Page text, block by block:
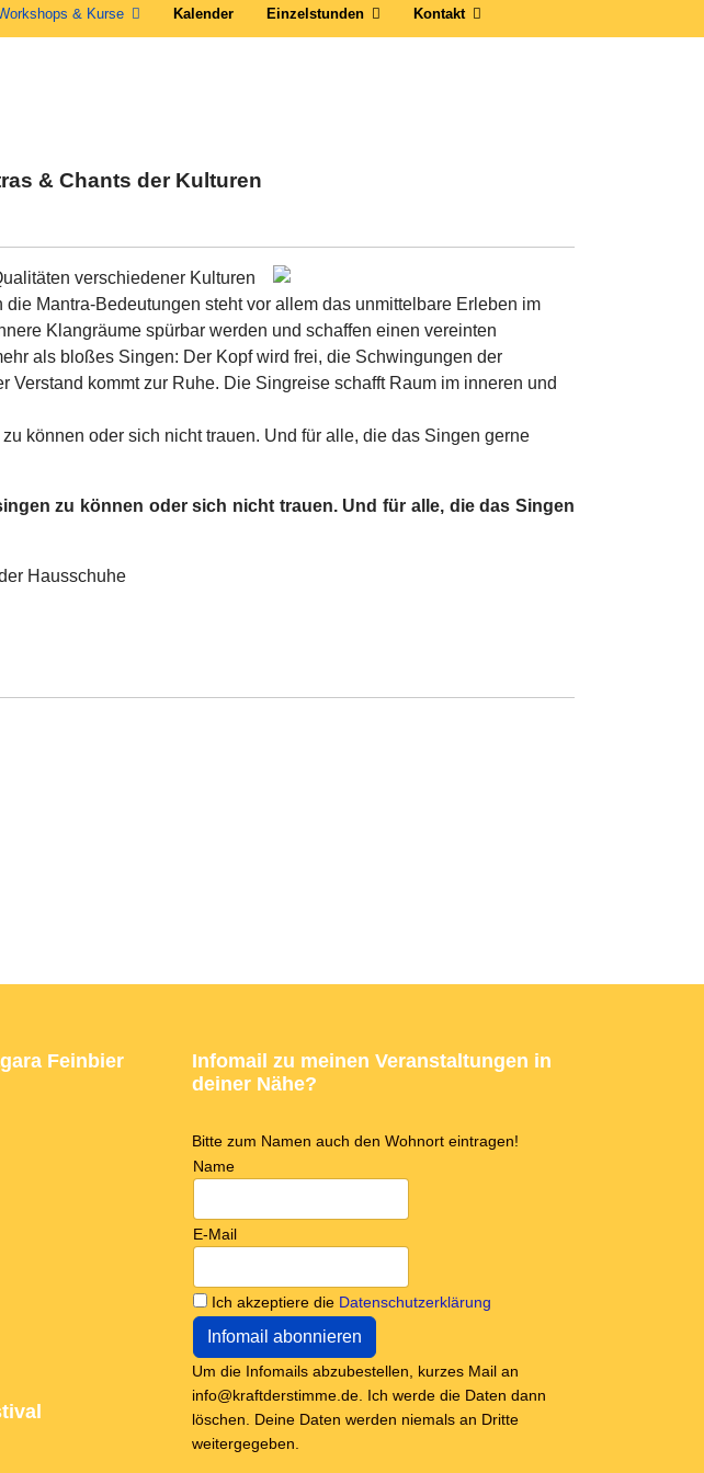
& Kurse Kalender Einzelstunden Kontakt
& Chants der Kulturen
verschiedener Kulturen
Mantra-Bedeutungen steht vor allem das unmittelbare Erleben im
Klangräume spürbar werden und schaffen einen vereinten
als bloßes Singen: Der Kopf wird frei, die Schwingungen der
kommt zur Ruhe. Die Singreise schafft Raum im inneren und
können oder sich nicht trauen. Und für alle, die das Singen gerne
zu können oder sich nicht trauen. Und für alle, die das Singen
Hausschuhe
Feinbier
Infomail zu meinen Veranstaltungen in
deiner Nähe?
Bitte zum Namen auch den Wohnort eintragen!
Name
E-Mail
Ich akzeptiere die Datenschutzerklärung
Um die Infomails abzubestellen, kurzes Mail an
info@kraftderstimme.de. Ich werde die Daten dann
löschen. Deine Daten werden niemals an Dritte
weitergegeben.